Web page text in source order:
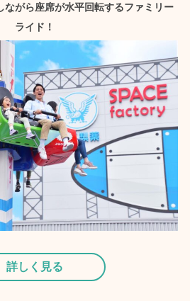
ながら座席が水平回転するファミリー
ライド！
詳しく見る